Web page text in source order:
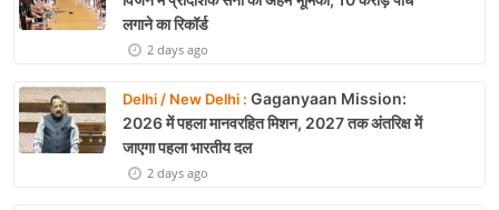
लगाने का रिकॉर्ड
2 days ago
Delhi / New Delhi : Gaganyaan Mission:
2026 में पहला मानवरहित मिशन, 2027 तक अंतरिक्ष में
जाएगा पहला भारतीय दल
2 days ago